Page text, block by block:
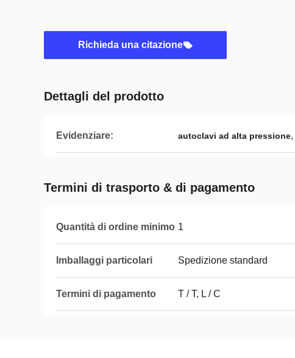
Richieda una citazione
Dettagli del prodotto
Evidenziare: autoclavi ad alta pressione,
Termini di trasporto & di pagamento
Quantità di ordine minimo 1
Imballaggi particolari Spedizione standard
Termini di pagamento T / T, L / C